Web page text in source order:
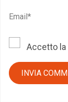
Accetto la